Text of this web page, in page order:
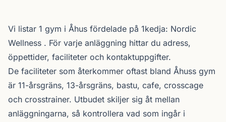
Om gymutbudet i Åhus
Vi listar 1 gym i Åhus fördelade på 1kedja: Nordic
Wellness . För varje anläggning hittar du adress,
öppettider, faciliteter och kontaktuppgifter.
De faciliteter som återkommer oftast bland Åhuss gym
är 11-årsgräns, 13-årsgräns, bastu, cafe, crosscage
och crosstrainer. Utbudet skiljer sig åt mellan
anläggningarna, så kontrollera vad som ingår i